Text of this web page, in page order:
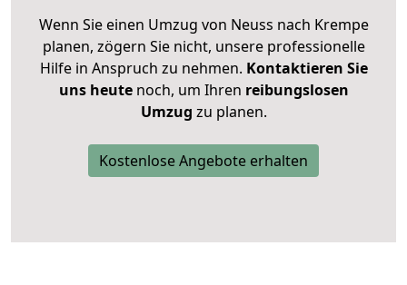
Wenn Sie einen Umzug von Neuss nach Krempe
planen, zögern Sie nicht, unsere professionelle
Hilfe in Anspruch zu nehmen. Kontaktieren Sie
uns heutenoch, um Ihren reibungslosen
Umzug zu planen.
Kostenlose Angebote erhalten